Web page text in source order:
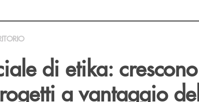
di etika:
a vantaggio